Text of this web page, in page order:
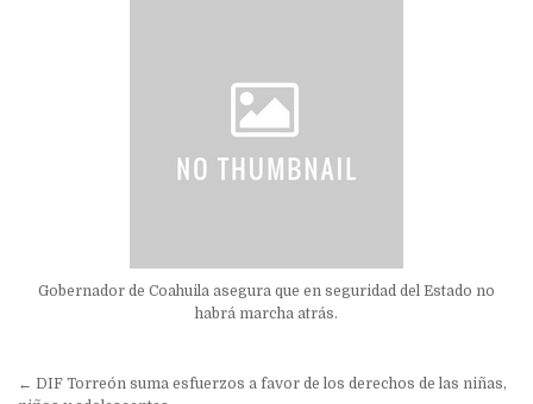
Gobernador de Coahuila asegura que en seguridad del Estado no
habrá marcha atrás.
Navegación
← DIF Torreón suma esfuerzos a favor de los derechos de las niñas,